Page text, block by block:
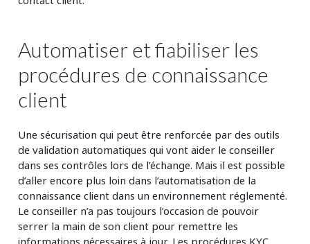
Automatiser et fiabiliser les
procédures de connaissance
client
Une sécurisation qui peut être renforcée par des outils
de validation automatiques qui vont aider le conseiller
dans ses contrôles lors de l’échange. Mais il est possible
d’aller encore plus loin dans l’automatisation de la
connaissance client dans un environnement réglementé.
Le conseiller n’a pas toujours l’occasion de pouvoir
serrer la main de son client pour remettre les